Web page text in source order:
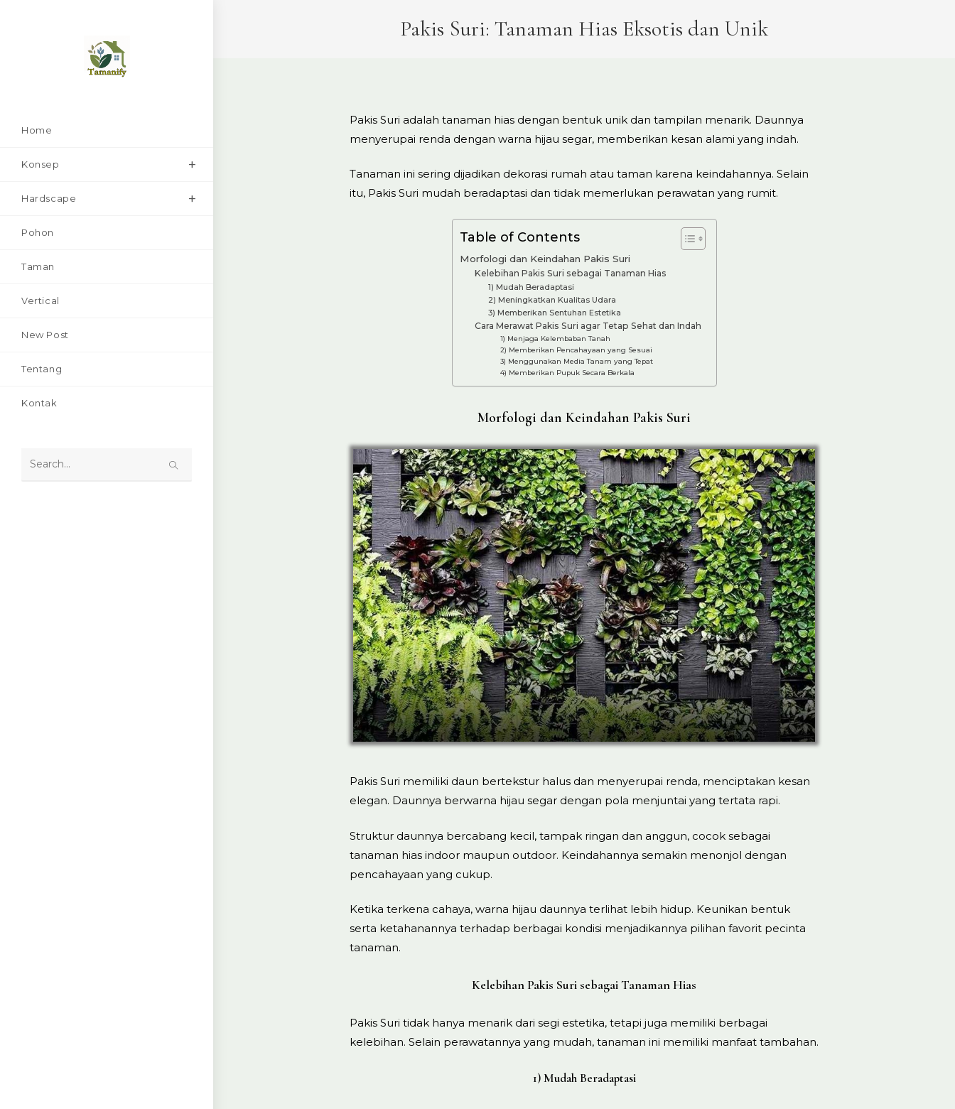
Home
Konsep
Hardscape
Pohon
Taman
Vertical
New Post
Tentang
Kontak
Pakis Suri: Tanaman Hias Eksotis dan Unik
Pakis Suri adalah tanaman hias dengan bentuk unik dan tampilan menarik. Daunnya
menyerupai renda dengan warna hijau segar, memberikan kesan alami yang indah.
Tanaman ini sering dijadikan dekorasi rumah atau taman karena keindahannya. Selain
itu, Pakis Suri mudah beradaptasi dan tidak memerlukan perawatan yang rumit.
Table of Contents
Morfologi dan Keindahan Pakis Suri
Kelebihan Pakis Suri sebagai Tanaman Hias
1) Mudah Beradaptasi
2) Meningkatkan Kualitas Udara
3) Memberikan Sentuhan Estetika
Cara Merawat Pakis Suri agar Tetap Sehat dan Indah
1) Menjaga Kelembaban Tanah
2) Memberikan Pencahayaan yang Sesuai
3) Menggunakan Media Tanam yang Tepat
4) Memberikan Pupuk Secara Berkala
Morfologi dan Keindahan Pakis Suri
Pakis Suri memiliki daun bertekstur halus dan menyerupai renda, menciptakan kesan
elegan. Daunnya berwarna hijau segar dengan pola menjuntai yang tertata rapi.
Struktur daunnya bercabang kecil, tampak ringan dan anggun, cocok sebagai
tanaman hias indoor maupun outdoor. Keindahannya semakin menonjol dengan
pencahayaan yang cukup.
Ketika terkena cahaya, warna hijau daunnya terlihat lebih hidup. Keunikan bentuk
serta ketahanannya terhadap berbagai kondisi menjadikannya pilihan favorit pecinta
tanaman.
Kelebihan Pakis Suri sebagai Tanaman Hias
Pakis Suri tidak hanya menarik dari segi estetika, tetapi juga memiliki berbagai
kelebihan. Selain perawatannya yang mudah, tanaman ini memiliki manfaat tambahan.
1) Mudah Beradaptasi